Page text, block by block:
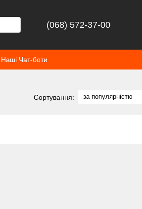
(068) 572-37-00
Наші Чат-боти
Сортування: за популярністю